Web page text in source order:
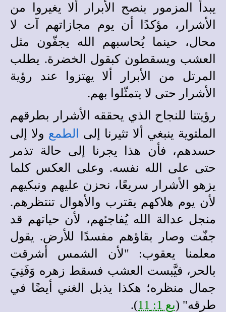
يبدأ المزمور بنصح الأبرار ألا يغيروا من
الأشرار، مؤكدًا أن يوم مجازاتهم آت لا
محال، حينما يُحاسبهم الله يجفّون مثل
العشب ويسقطون كبقول الخضرة. يطلب
المرتل من الأبرار ألا يهتزوا عند رؤية
الأشرار حتى لا يتمثّلوا بهم.
رؤيتنا للنجاح الذي يحققه الأشرار بطرقهم
الملتوية ينبغي ألا تثيرنا إلى
الطمع ولا إلى
حسدهم، فأن هذا يجرنا إلى حالة تذمر
حتى على الله نفسه. وعلى العكس كلما
يزهو الأشرار سريعًا، نحزن عليهم ونبكيهم
لأن يوم هلاكهم يقترب والأهوال تنتظرهم.
منجل عدالة الله يُفاجئهم، لأن حياتهم قد
جفّت وصار بقاؤهم مفسدًا للأرض. يقول
معلمنا يعقوب: "لأن الشمس أشرقت
بالحر، فيَّبست العشب فسقط زهره وَفَنِيَ
جمال منظره؛ هكذا يذبل الغني أيضًا في
طرقه" (يع 1: 11
).